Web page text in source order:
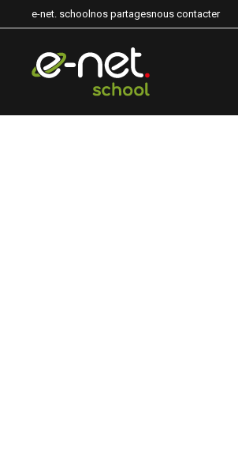
e-net. school nos partagesnous contacter